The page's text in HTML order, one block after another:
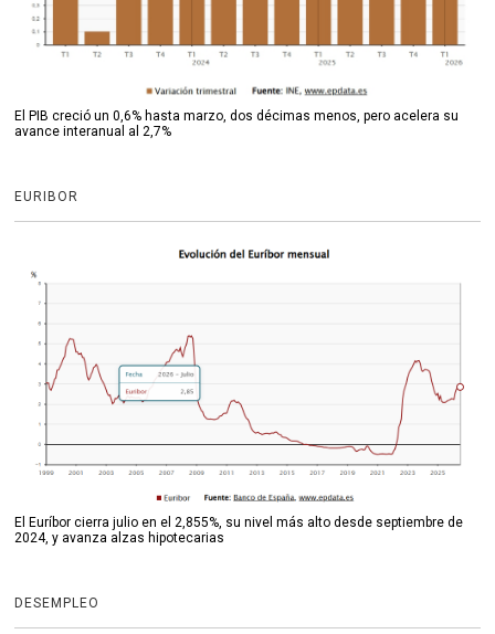
El PIB creció un 0,6% hasta marzo, dos décimas menos, pero acelera su
avance interanual al 2,7%
EURIBOR
El Euríbor cierra julio en el 2,855%, su nivel más alto desde septiembre de
2024, y avanza alzas hipotecarias
DESEMPLEO